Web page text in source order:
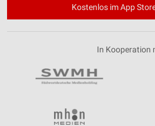
Kostenlos im App
In Kooperation